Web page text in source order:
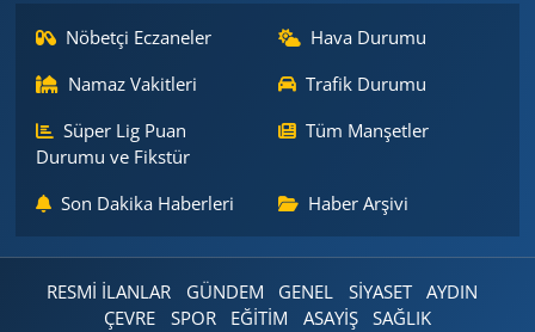
Nöbetçi Eczaneler
Hava Durumu
Namaz Vakitleri
Trafik Durumu
Süper Lig Puan
Durumu ve Fikstür
Tüm Manşetler
Son Dakika Haberleri Haber Arşivi
RESMİ İLANLAR GÜNDEM GENEL SİYASET
AYDIN
ÇEVRE
SPOR EĞİTİM ASAYİŞ SAĞLIK